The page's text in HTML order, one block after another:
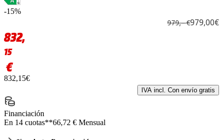
-15%
979,– €979,00€
832,
15
€
832,15€
IVA incl. Con envío gratis
Financiación
En 14 cuotas**66,72 € Mensual